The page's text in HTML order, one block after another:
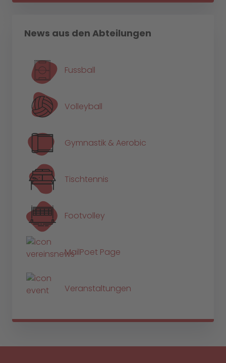
News aus den Abteilungen
Fussball
Volleyball
Gymnastik & Aerobic
Tischtennis
Footvolley
MailPoet Page
Veranstaltungen